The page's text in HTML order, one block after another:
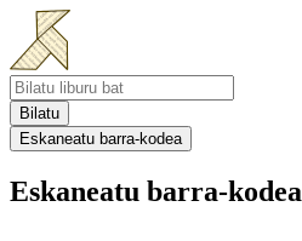
Bilatu
Eskaneatu barra-kodea
Eskaneatu barra-kodea